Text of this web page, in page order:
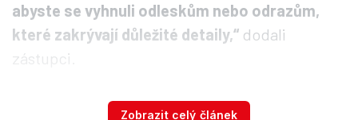
abyste se vyhnuli odleskům nebo odrazům,
které zakrývají důležité detaily,“ dodali
zástupci.
Starožitný nábytek můžete nabídnout
Zobrazit celý článek